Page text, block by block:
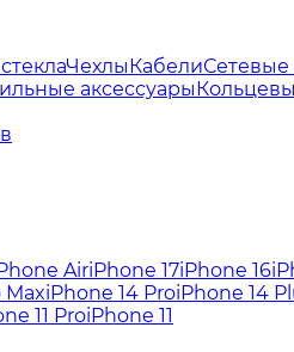
ЧехлыКабелиСетевые
аксессуары
AiriPhone 17iPhone 16
MaxiPhone 14 ProiPhone 14
11 ProiPhone 11